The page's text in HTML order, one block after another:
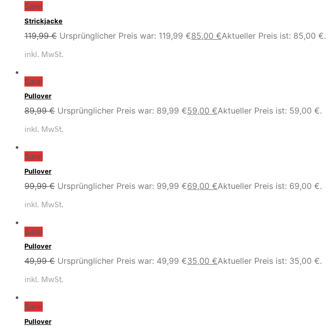
Sale!
Strickjacke
119,99€ Ursprünglicher Preis war: 119,99 €85,00 €Aktueller Preis ist: 85,00 €.
inkl. MwSt.
Sale!
Pullover
89,99€ Ursprünglicher Preis war: 89,99 €59,00 €Aktueller Preis ist: 59,00 €.
inkl. MwSt.
Sale!
Pullover
99,99€ Ursprünglicher Preis war: 99,99 €69,00 €Aktueller Preis ist: 69,00 €.
inkl. MwSt.
Sale!
Pullover
49,99€ Ursprünglicher Preis war: 49,99 €35,00 €Aktueller Preis ist: 35,00 €.
inkl. MwSt.
Sale!
Pullover